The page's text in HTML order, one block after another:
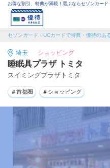
お得な割引、特典が満載！選ぶならセゾンカード
セゾンカード・UCカードで特典・優待のあ
埼玉 ショッピング
睡眠具プラザ トミタ
スイミングプラザトミタ
＃首都圏 ＃ショッピング